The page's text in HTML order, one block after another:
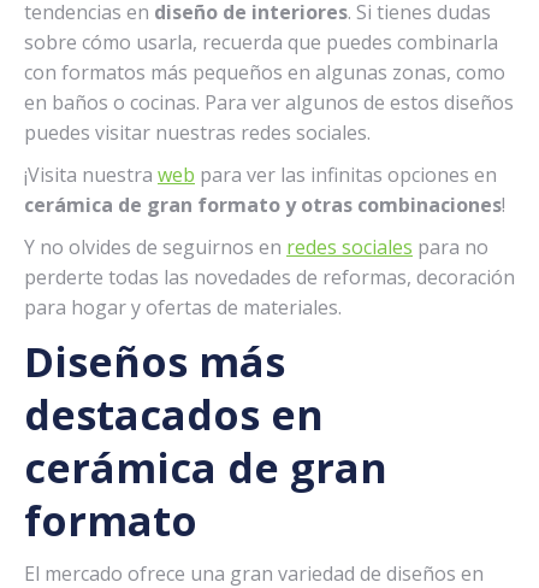
tendencias en diseño de interiores. Si tienes dudas
sobre cómo usarla, recuerda que puedes combinarla
con formatos más pequeños en algunas zonas, como
en baños o cocinas. Para ver algunos de estos diseños
puedes visitar nuestras redes sociales.
¡Visita nuestra web para ver las infinitas opciones en
cerámica de gran formato y otras combinaciones!
Y no olvides de seguirnos en redes sociales para no
perderte todas las novedades de reformas, decoración
para hogar y ofertas de materiales.
Diseños más
destacados en
cerámica de gran
formato
El mercado ofrece una gran variedad de diseños en